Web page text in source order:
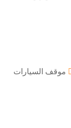
موقف السيارات